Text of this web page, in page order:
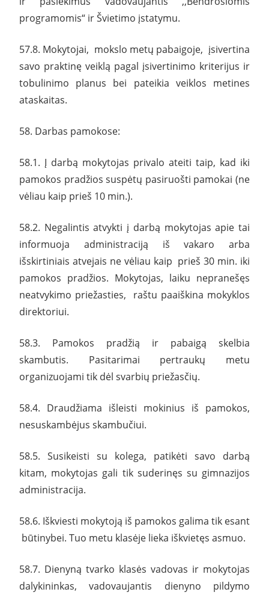
programomis“ ir Švietimo įstatymu.
57.8. Mokytojai, mokslo metų pabaigoje, įsivertina
savo praktinę veiklą pagal įsivertinimo kriterijus ir
tobulinimo planus bei pateikia veiklos metines
ataskaitas.
58. Darbas pamokose:
58.1. Į darbą mokytojas privalo ateiti taip, kad iki
pamokos pradžios suspėtų pasiruošti pamokai (ne
vėliau kaip prieš 10 min.).
58.2. Negalintis atvykti į darbą mokytojas apie tai
informuoja administraciją iš vakaro arba
išskirtiniais atvejais ne vėliau kaip prieš 30 min. iki
pamokos pradžios. Mokytojas, laiku nepranešęs
neatvykimo priežasties, raštu paaiškina mokyklos
direktoriui.
58.3. Pamokos pradžią ir pabaigą skelbia
skambutis. Pasitarimai pertraukų metu
organizuojami tik dėl svarbių priežasčių.
58.4. Draudžiama išleisti mokinius iš pamokos,
nesuskambėjus skambučiui.
58.5. Susikeisti su kolega, patikėti savo darbą
kitam, mokytojas gali tik suderinęs su gimnazijos
administracija.
58.6. Iškviesti mokytoją iš pamokos galima tik esant
būtinybei. Tuo metu klasėje lieka iškvietęs asmuo.
58.7. Dienyną tvarko klasės vadovas ir mokytojas
dalykininkas, vadovaujantis dienyno pildymo